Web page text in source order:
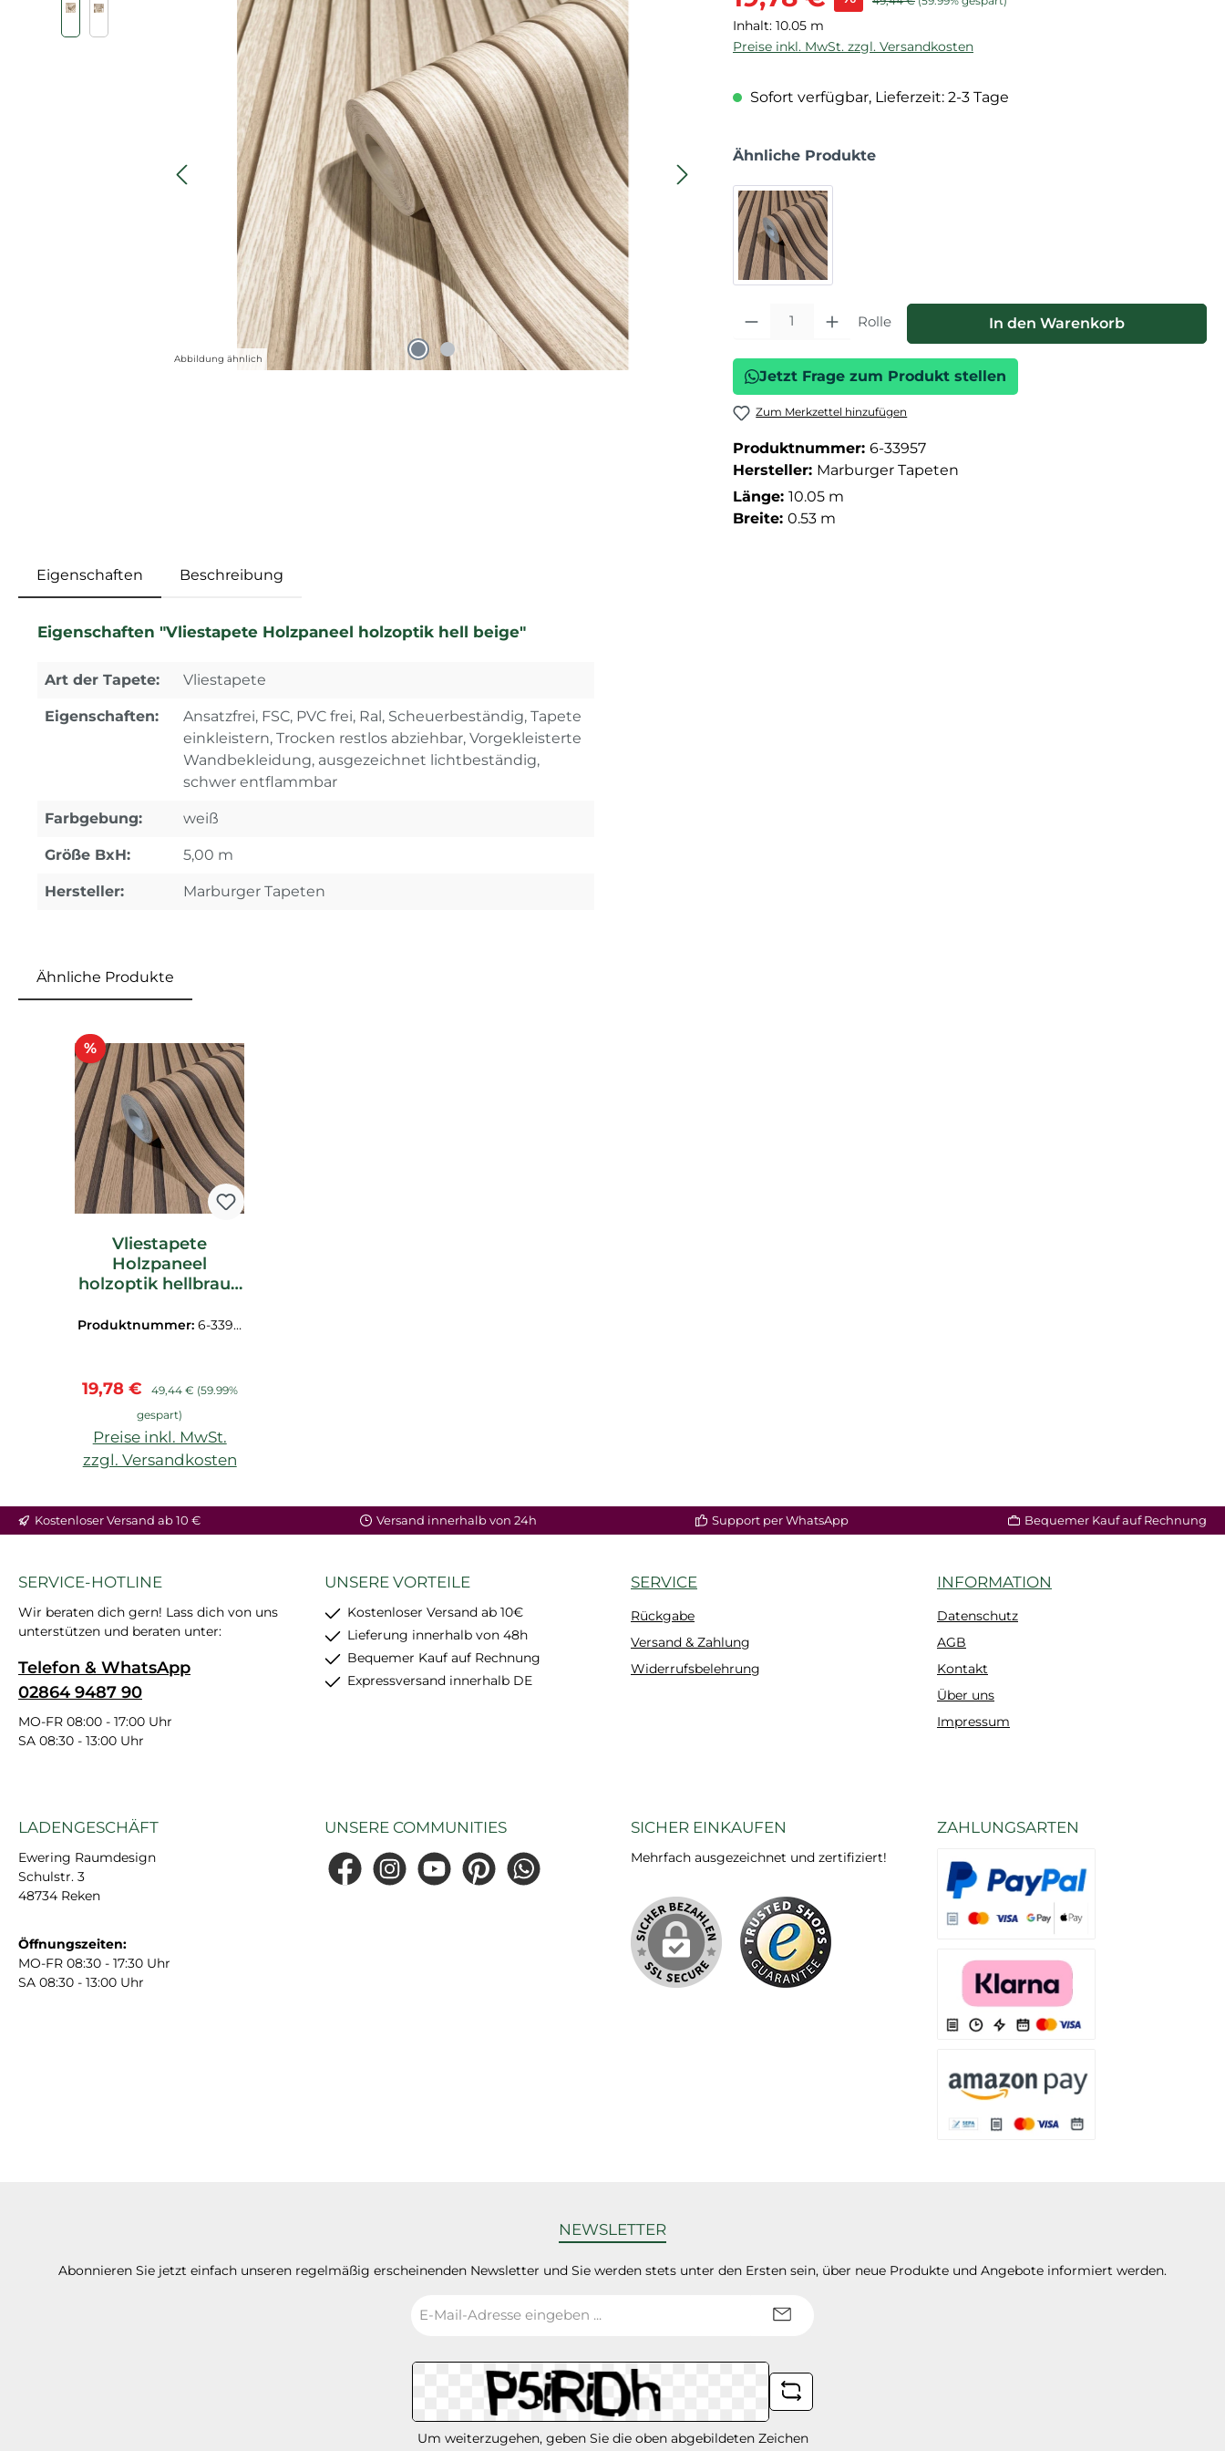
Abbildung ähnlich
Inhalt: 10.05 m
Preise inkl. MwSt. zzgl. Versandkosten
Sofort verfügbar, Lieferzeit: 2-3 Tage
Ähnliche Produkte
Produkt Anzahl: Gib den gewünschten Wert ein oder benutze die
Rolle In den Warenkorb
Jetzt Frage zum Produkt stellen
Zum Merkzettel hinzufügen
Produktnummer: 6-33957
Hersteller: Marburger Tapeten
Länge: 10.05 m
Breite: 0.53 m
Eigenschaften Beschreibung
Eigenschaften "Vliestapete Holzpaneel holzoptik hell beige"
Art der Tapete: Vliestapete
Eigenschaften:
Ansatzfrei, FSC, PVC frei, Ral, Scheuerbeständig, Tapete
einkleistern, Trocken restlos abziehbar, Vorgekleisterte
Wandbekleidung, ausgezeichnet lichtbeständig,
schwer entflammbar
Farbgebung: weiß
Größe BxH: 5,00 m
Hersteller: Marburger Tapeten
Ähnliche Produkte
%Rabatt
Vliestapete
Holzpaneel
holzoptik hellbraun
Produktnummer:6-3396
Verkaufspreis:
19,78 € Regulärer Preis:
49,44 € (59.99%
gespart)
Preise inkl. MwSt.
zzgl. Versandkosten
Kostenloser Versand ab 10 € Versand innerhalb von 24h Support per WhatsApp Bequemer Kauf auf Rechnung
SERVICE-HOTLINE
Wir beraten dich gern! Lass dich von uns
unterstützen und beraten unter:
Telefon & WhatsApp
02864 9487 90
MO-FR 08:00 - 17:00 Uhr
SA 08:30 - 13:00 Uhr
UNSERE VORTEILE
Kostenloser Versand ab 10€
Lieferung innerhalb von 48h
Bequemer Kauf auf Rechnung
Expressversand innerhalb DE
SERVICE
Rückgabe
Versand & Zahlung
Widerrufsbelehrung
INFORMATION
Datenschutz
AGB
Kontakt
Über uns
Impressum
LADENGESCHÄFT
Ewering Raumdesign
Schulstr. 3
48734 Reken
Öffnungszeiten:
MO-FR 08:30 - 17:30 Uhr
SA 08:30 - 13:00 Uhr
UNSERE COMMUNITIES
FacebookInstagramYouTubePinterestWhatsApp
SICHER EINKAUFEN
Mehrfach ausgezeichnet und zertifiziert!
ZAHLUNGSARTEN
NEWSLETTER
Abonnieren Sie jetzt einfach unseren regelmäßig erscheinenden Newsletter und Sie werden stets unter den Ersten sein, über neue Produkte und Angebote informiert werden.
Mail-
*
Um weiterzugehen, geben Sie die oben abgebildeten Zeichen